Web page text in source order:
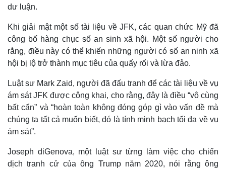
Doanh nghiệp
Thông tin doanh nghiệp
Doanh nghiệp 24h
Doanh nhân
Vì cộng đồng
Công nghệ
Sành điệu
Tin Công nghệ
Trải nghiệm
dư luận.
Khi giải mật một số tài liệu về JFK, các quan chức Mỹ đã
công bố hàng chục số an sinh xã hội. Một số người cho
rằng, điều này có thể khiến những người có số an ninh xã
hội bị lộ trở thành mục tiêu của quấy rối và lừa đảo.
Luật sư Mark Zaid, người đã đấu tranh để các tài liệu về vụ
ám sát JFK được công khai, cho rằng, đây là điều “vô cùng
bất cẩn” và “hoàn toàn không đóng góp gì vào vấn đề mà
chúng ta tất cả muốn biết, đó là tính minh bạch tối đa về vụ
ám sát”.
Joseph diGenova, một luật sư từng làm việc cho chiến
dịch tranh cử của ông Trump năm 2020, nói rằng ông